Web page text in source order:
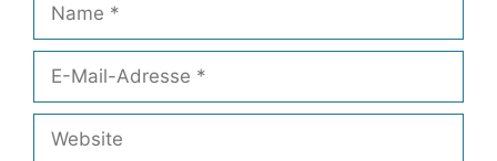
Mail-
Adresse